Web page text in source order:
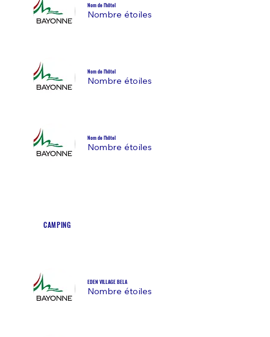
Nom de l'hôtel
Nombre étoiles
Nom de l'hôtel
Nombre étoiles
Nom de l'hôtel
Nombre étoiles
CAMPING
EDEN VILLAGE BELA
Nombre étoiles